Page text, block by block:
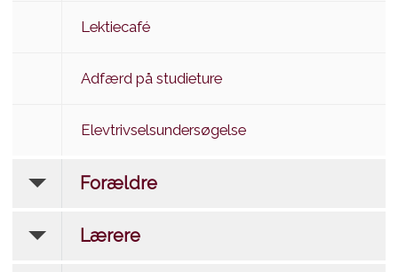
Lektiecafé
Adfærd på studieture
Elevtrivselsundersøgelse
Forældre
Lærere